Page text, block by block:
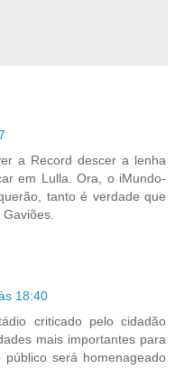
a Record descer a lenha
em Lulla. Ora, o iMundo-
tanto é verdade que
18:40
criticado pelo cidadão
mais importantes para
será homenageado